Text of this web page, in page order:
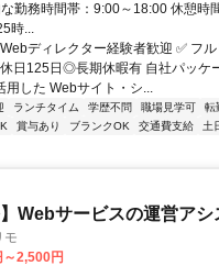
勤務時間帯：9:00～18:00 休憩時
時...
ディレクター経験者歓迎 ✅ フ
日125日◎長期休暇有 自社パッケ
用した Webサイト・シ...
ランチタイム 学歴不問 職場見学可 転
賞与あり ブランクOK 交通費支給 土
】Webサービスの運営ア
モ
2,500円